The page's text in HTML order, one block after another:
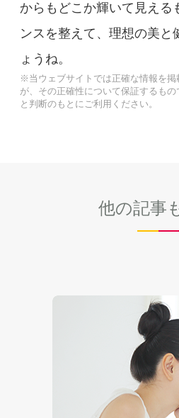
からもどこか輝いて見える
ンスを整えて、理想の美と
ょうね。
※当ウェブサイトでは正確な情報を
が、その正確性について保証するも
と判断のもとにご利用ください。
他の記事